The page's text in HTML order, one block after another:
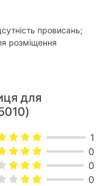
провисань;
розміщення
для
1
0
0
0